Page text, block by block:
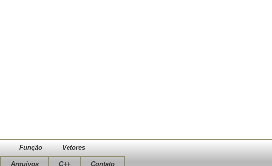
Função Vetores
Arquivos C++ Contato